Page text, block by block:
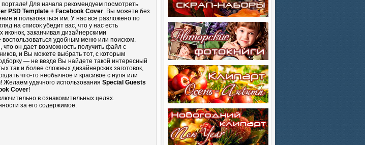
Для начала рекомендуем посмотреть
PSD Template + Facebook Cover. Вы можете без
и пользоваться им. У нас все разложено по
на список убедит вас, что у нас есть
иконок, заканчивая дизайнерскими
удобным меню или поиском.
он дает возможность получить файл с
и Вы можете выбрать тот, с которым
— не везде Вы найдете такой интересный
так и более сложных дизайнерских заготовок,
что-то необычное и красивое с нуля или
удачного использования Special Guests
Cover!
в ознакомительных целях.
за его содержимое.